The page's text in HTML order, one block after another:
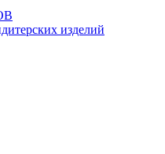
изделий